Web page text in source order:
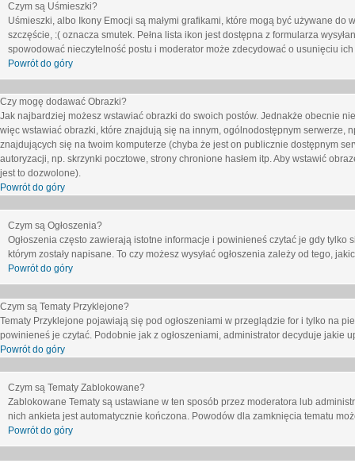
Czym są Uśmieszki?
Uśmieszki, albo Ikony Emocji są małymi grafikami, które mogą być używane
szczęście, :( oznacza smutek. Pełna lista ikon jest dostępna z formularza
spowodować nieczytelność postu i moderator może zdecydować o usunięciu ich
Powrót do góry
Czy mogę dodawać Obrazki?
Jak najbardziej możesz wstawiać obrazki do swoich postów. Jednakże obecnie
więc wstawiać obrazki, które znajdują się na innym, ogólnodostępnym serwerze,
znajdujących się na twoim komputerze (chyba że jest on publicznie dostępnym
autoryzacji, np. skrzynki pocztowe, strony chronione hasłem itp. Aby wstawić
jest to dozwolone).
Powrót do góry
Czym są Ogłoszenia?
Ogłoszenia często zawierają istotne informacje i powinieneś czytać je gdy
którym zostały napisane. To czy możesz wysyłać ogłoszenia zależy od tego,
Powrót do góry
Czym są Tematy Przyklejone?
Tematy Przyklejone pojawiają się pod ogłoszeniami w przeglądzie for i tylko na
powinieneś je czytać. Podobnie jak z ogłoszeniami, administrator decyduje
Powrót do góry
Czym są Tematy Zablokowane?
Zablokowane Tematy są ustawiane w ten sposób przez moderatora lub
nich ankieta jest automatycznie kończona. Powodów dla zamknięcia tematu
Powrót do góry